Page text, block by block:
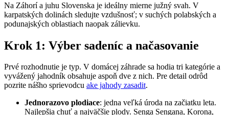
Na Záhorí a juhu Slovenska je ideálny mierne južný svah. V
karpatských dolinách sledujte vzdušnosť; v suchých polabských a
podunajských oblastiach naopak zálievku.
Krok 1: Výber sadeníc a načasovanie
Prvé rozhodnutie je typ. V domácej záhrade sa hodia tri kategórie a
vyvážený jahodník obsahuje aspoň dve z nich. Pre detail odrôd
pozrite nášho sprievodcu ake jahody zasadit.
Jednorazovo plodiace: jedna veľká úroda na začiatku leta.
Najlepšia chuť a najväčšie plody. Senga Sengana, Korona,